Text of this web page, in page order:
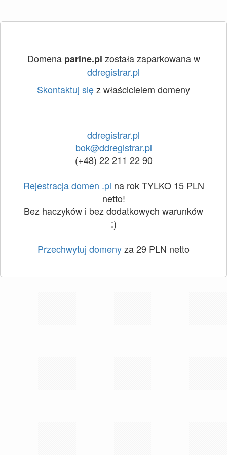
Domena parine.pl została zaparkowana w
ddregistrar.pl
Skontaktuj sięz właścicielem domeny
ddregistrar.pl
bok@ddregistrar.pl
(+48) 22 211 22 90
Rejestracja domen .pl na rok TYLKO 15 PLN
netto!
Bez haczyków i bez dodatkowych warunków
:)
Przechwytuj domenyza 29 PLN netto